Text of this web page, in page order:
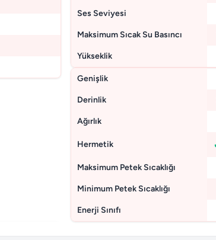
Ses Seviyesi
Maksimum Sıcak Su Basıncı
Yükseklik
Genişlik
Derinlik
Ağırlık
Hermetik
Maksimum Petek Sıcaklığı
Minimum Petek Sıcaklığı
Enerji Sınıfı